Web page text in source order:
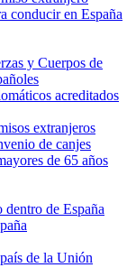
conducir en España
y Cuerpos de
acreditados
extranjeros
de canjes
de 65 años
de España
de la Unión